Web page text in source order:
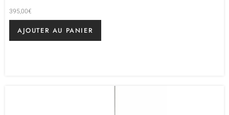
395,00€
AJOUTER AU PANIER